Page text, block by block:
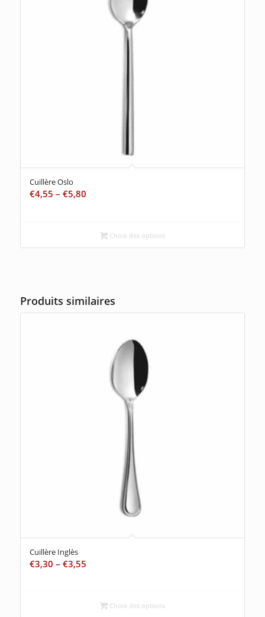
Cuillère Oslo
€4,55 – €5,80
Choix des options
Produits similaires
Cuillère Inglès
€3,30 – €3,55
Choix des options